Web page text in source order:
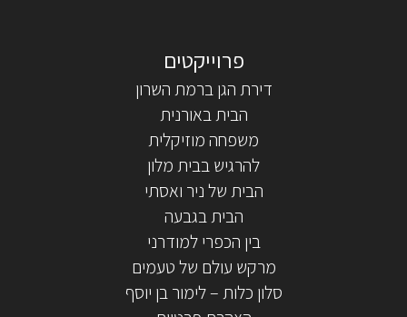
דירת הגן ברמת השרון
הבית באורנית
משפחה מוזיקלית
להרגיש בבית מלון
הבית של ניר ואסתי
הבית בגבעה
בין הכפרי למודרני
מרקש עולם של טעמים
סלון כלות – לימור בן יוסף